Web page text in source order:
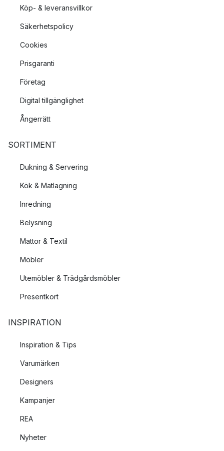
Köp- & leveransvillkor
Säkerhetspolicy
Cookies
Prisgaranti
Företag
Digital tillgänglighet
Ångerrätt
SORTIMENT
Dukning & Servering
Kök & Matlagning
Inredning
Belysning
Mattor & Textil
Möbler
Utemöbler & Trädgårdsmöbler
Presentkort
INSPIRATION
Inspiration & Tips
Varumärken
Designers
Kampanjer
REA
Nyheter